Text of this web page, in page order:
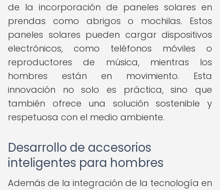
de la incorporación de paneles solares en
prendas como abrigos o mochilas. Estos
paneles solares pueden cargar dispositivos
electrónicos, como teléfonos móviles o
reproductores de música, mientras los
hombres están en movimiento. Esta
innovación no solo es práctica, sino que
también ofrece una solución sostenible y
respetuosa con el medio ambiente.
Desarrollo de accesorios
inteligentes para hombres
Además de la integración de la tecnología en